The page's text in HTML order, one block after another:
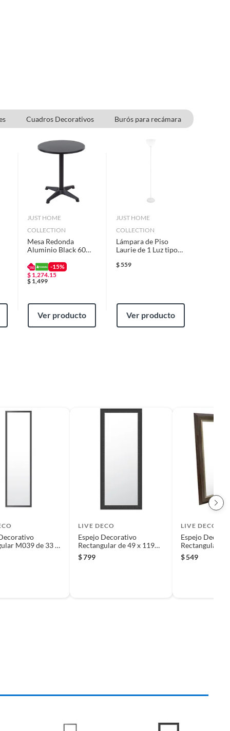
Cuadros Decorativos Burós para recámara
JUST HOME
COLLECTION
Mesa Redonda
Aluminio Black 60
-15%
$ 1,274.15
$ 1,499
Ver producto
JUST HOME
COLLECTION
Lámpara de Piso
Laurie de 1 Luz tipo
$559
Ver producto
M039 de 33 x
LIVE DECO
Espejo Decorativo
Rectangular de 49 x 119
cm Negro
$799
LIVE DECO
Espejo
Rectangular
59 cm Café/
$549